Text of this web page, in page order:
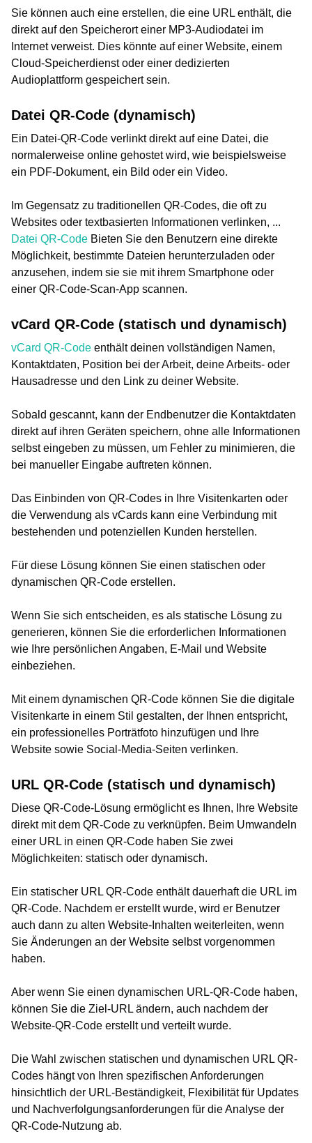
Sie können auch eine erstellen, die eine URL enthält, die
direkt auf den Speicherort einer MP3-Audiodatei im
Internet verweist. Dies könnte auf einer Website, einem
Cloud-Speicherdienst oder einer dedizierten
Audioplattform gespeichert sein.
Datei QR-Code (dynamisch)
Ein Datei-QR-Code verlinkt direkt auf eine Datei, die
normalerweise online gehostet wird, wie beispielsweise
ein PDF-Dokument, ein Bild oder ein Video.
Im Gegensatz zu traditionellen QR-Codes, die oft zu
Websites oder textbasierten Informationen verlinken, ...
Datei QR-Code Bieten Sie den Benutzern eine direkte
Möglichkeit, bestimmte Dateien herunterzuladen oder
anzusehen, indem sie sie mit ihrem Smartphone oder
einer QR-Code-Scan-App scannen.
vCard QR-Code (statisch und dynamisch)
vCard QR-Code enthält deinen vollständigen Namen,
Kontaktdaten, Position bei der Arbeit, deine Arbeits- oder
Hausadresse und den Link zu deiner Website.
Sobald gescannt, kann der Endbenutzer die Kontaktdaten
direkt auf ihren Geräten speichern, ohne alle Informationen
selbst eingeben zu müssen, um Fehler zu minimieren, die
bei manueller Eingabe auftreten können.
Das Einbinden von QR-Codes in Ihre Visitenkarten oder
die Verwendung als vCards kann eine Verbindung mit
bestehenden und potenziellen Kunden herstellen.
Für diese Lösung können Sie einen statischen oder
dynamischen QR-Code erstellen.
Wenn Sie sich entscheiden, es als statische Lösung zu
generieren, können Sie die erforderlichen Informationen
wie Ihre persönlichen Angaben, E-Mail und Website
einbeziehen.
Mit einem dynamischen QR-Code können Sie die digitale
Visitenkarte in einem Stil gestalten, der Ihnen entspricht,
ein professionelles Porträtfoto hinzufügen und Ihre
Website sowie Social-Media-Seiten verlinken.
URL QR-Code (statisch und dynamisch)
Diese QR-Code-Lösung ermöglicht es Ihnen, Ihre Website
direkt mit dem QR-Code zu verknüpfen. Beim Umwandeln
einer URL in einen QR-Code haben Sie zwei
Möglichkeiten: statisch oder dynamisch.
Ein statischer URL QR-Code enthält dauerhaft die URL im
QR-Code. Nachdem er erstellt wurde, wird er Benutzer
auch dann zu alten Website-Inhalten weiterleiten, wenn
Sie Änderungen an der Website selbst vorgenommen
haben.
Aber wenn Sie einen dynamischen URL-QR-Code haben,
können Sie die Ziel-URL ändern, auch nachdem der
Website-QR-Code erstellt und verteilt wurde.
Die Wahl zwischen statischen und dynamischen URL QR-
Codes hängt von Ihren spezifischen Anforderungen
hinsichtlich der URL-Beständigkeit, Flexibilität für Updates
und Nachverfolgungsanforderungen für die Analyse der
QR-Code-Nutzung ab.